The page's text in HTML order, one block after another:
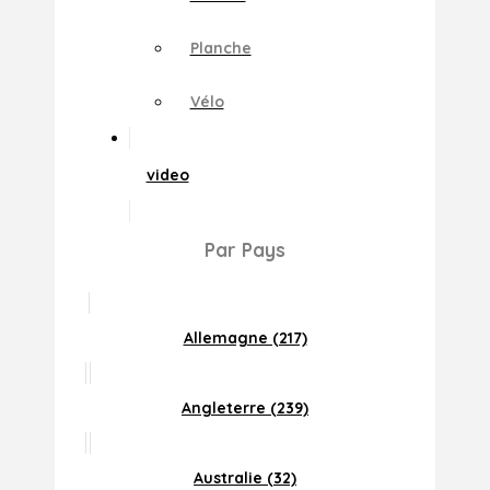
Planche
Vélo
video
Par Pays
Allemagne (217)
Angleterre (239)
Australie (32)